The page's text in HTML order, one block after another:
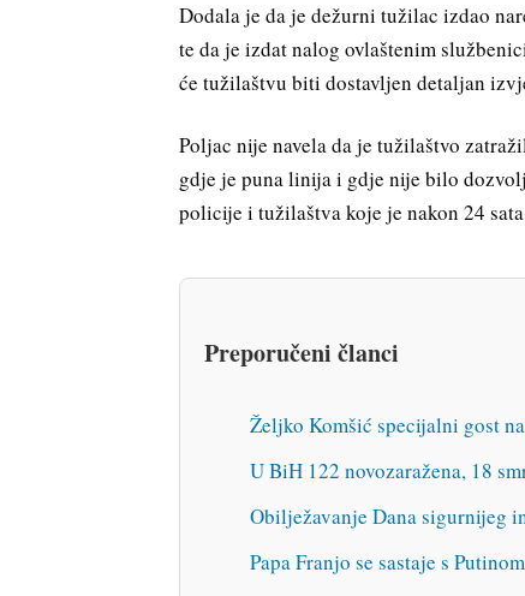
Dodala je da je dežurni tužilac izdao
te da je izdat nalog ovlaštenim
će tužilaštvu biti dostavljen detaljan
Poljac nije navela da je tužilaštvo
gdje je puna linija i gdje nije bilo
policije i tužilaštva koje je nakon 24
Preporučeni članci
Željko Komšić specijalni gost
U BiH 122 novozaražena, 18
Obilježavanje Dana sigurnijeg
Papa Franjo se sastaje s